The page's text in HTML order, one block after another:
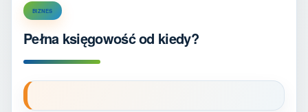
BIZNES
Pełna księgowość od kiedy?